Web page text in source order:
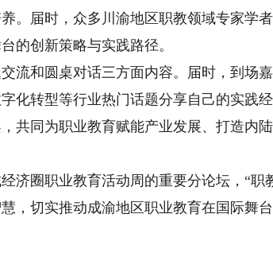
。届时，众多川渝地区职教领域专家学
的创新策略与实践路径。
和圆桌对话三方面内容。届时，到场
化转型等行业热门话题分享自己的实践
共同为职业教育赋能产业发展、打造内
圈职业教育活动周的重要分论坛，“职
，切实推动成渝地区职业教育在国际舞